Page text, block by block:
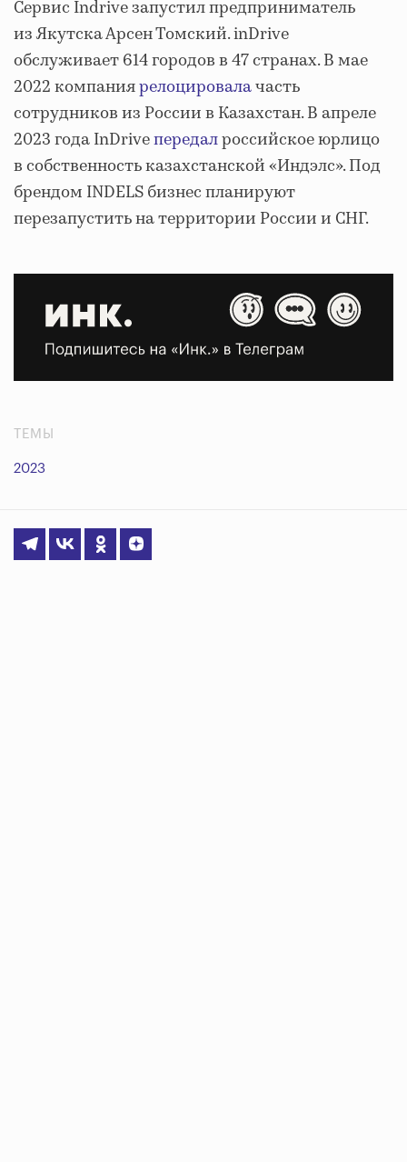
Сервис Indrive запустил предприниматель
из Якутска Арсен Томский. inDrive
обслуживает 614 городов в 47 странах. В мае
2022 компаниярелоцировалачасть
сотрудников из России в Казахстан. В апреле
2023 года InDriveпередалроссийское юрлицо
в собственность казахстанской «Индэлс». Под
брендом INDELS бизнес планируют
перезапустить на территории России и СНГ.
ТЕМЫ
2023